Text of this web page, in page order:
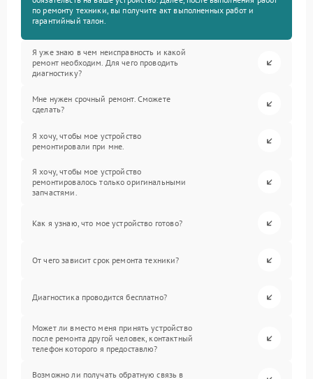
по ремонту техники, вы получите акт выполненных работ и
гарантийный талон.
Я уже знаю в чем неисправность и какой
ремонт необходим. Для чего проводить
диагностику?
Мне нужен срочный ремонт. Сможете
сделать?
Я хочу, чтобы мое устройство
ремонтировали при мне.
Я хочу, чтобы мое устройство
ремонтировалось только оригинальными
запчастями.
Как я узнаю, что мое устройство готово?
От чего зависит срок ремонта техники?
Диагностика проводится бесплатно?
Может ли вместо меня принять устройство
после ремонта другой человек, контактный
телефон которого я предоставлю?
Возможно ли получать обратную связь в